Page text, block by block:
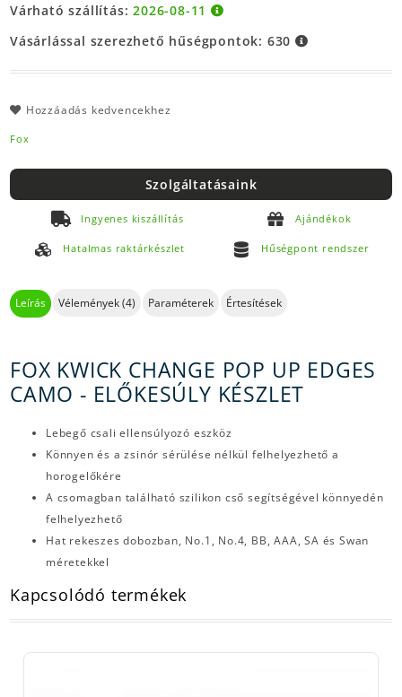
Várható szállítás:2026-08-11
Vásárlással szerezhető hűségpontok: 630
Hozzáadás kedvencekhez
Fox
Szolgáltatásaink
Ingyenes kiszállítás Ajándékok
Hatalmas raktárkészlet Hűségpont rendszer
Leírás Vélemények (4) Paraméterek Értesítések
FOX KWICK CHANGE POP UP EDGES
CAMO - ELŐKESÚLY KÉSZLET
Lebegő csali ellensúlyozó eszköz
Könnyen és a zsinór sérülése nélkül felhelyezhető a
horogelőkére
A csomagban található szilikon cső segítségével könnyedén
felhelyezhető
Hat rekeszes dobozban, No.1, No.4, BB, AAA, SA és Swan
méretekkel
Kapcsolódó termékek